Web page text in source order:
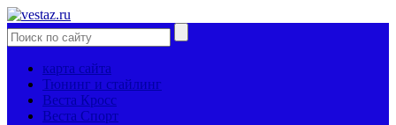
карта сайта
Тюнинг и стайлинг
Веста Кросс
Веста Спорт